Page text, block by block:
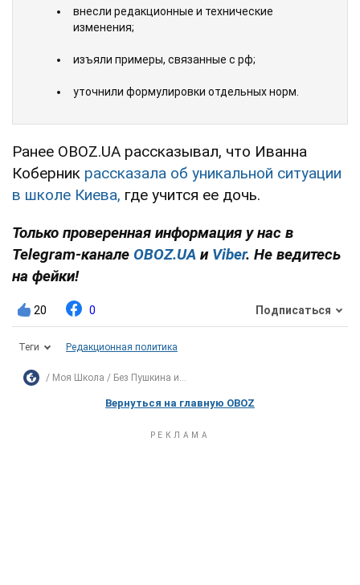
внесли редакционные и технические
изменения;
изъяли примеры, связанные с рф;
уточнили формулировки отдельных норм.
Ранее OBOZ.UA рассказывал, что Иванна
Коберник рассказала об уникальной ситуации
в школе Киева, где учится ее дочь.
Только проверенная информация у нас в
Telegram-канале OBOZ.UA и Viber. Не ведитесь
на фейки!
20 0 Подписаться
Теги Редакционная политика
Моя Школа Без Пушкина и...
Вернуться на главную OBOZ